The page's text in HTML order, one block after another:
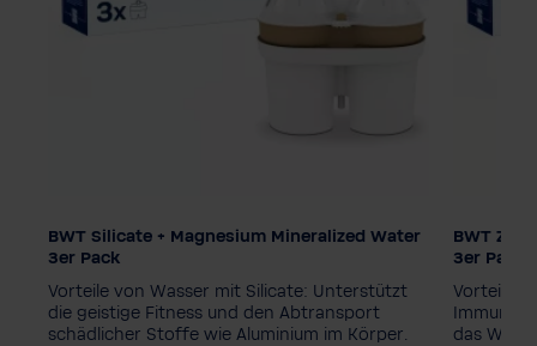
Filtertechnologie
Magnesium
Silicate + Magnesium
BWT Silicate + Magnesium Mineralized Water
3er Pack
Vorteile von Wasser mit Silicate: Unterstützt
die geistige Fitness und den Abtransport
schädlicher Stoffe wie Aluminium im Körper.
Silicate
BWT
3er Pack
Vorteile
das